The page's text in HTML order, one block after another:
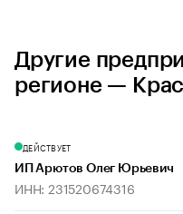
Другие
регионе —
ДЕЙСТВУЕТ
ИП Арютов Олег Юрьевич
ИНН: 231520674316